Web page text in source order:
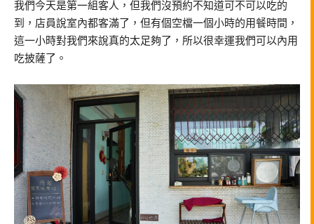
我們今天是第一組客人，但我們沒預約不知道可不可以吃的
到，店員說室內都客滿了，但有個空檔一個小時的用餐時間，
這一小時對我們來說真的太足夠了，所以很幸運我們可以內用
吃披薩了。